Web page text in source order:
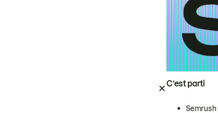
C’est parti
Semrush